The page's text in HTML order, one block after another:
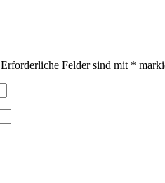
Erforderliche Felder sind mit *